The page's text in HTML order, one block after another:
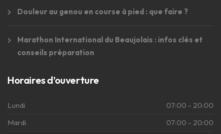
Douleur au genou en course à pied : que faire ?
Marathon International du Beaujolais : infos clés et
conseils préparation
Horaires d’ouverture
Lundi
07:00 - 20:00
Mardi
07:00 - 20:00